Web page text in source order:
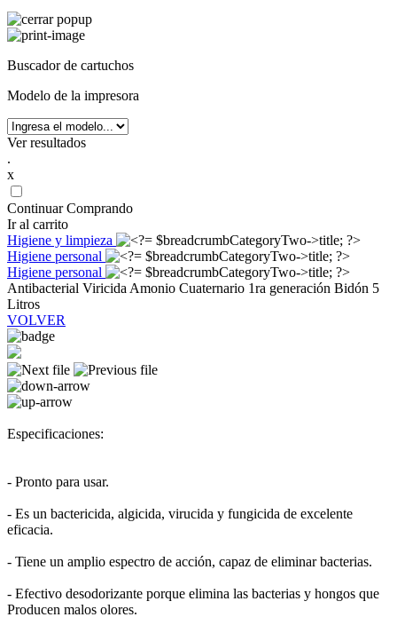
Buscador de cartuchos
Modelo de la impresora
Ver resultados
.
x
Continuar Comprando
Ir al carrito
Higiene y limpieza
Higiene personal
Higiene personal
Antibacterial Viricida Amonio Cuaternario 1ra generación Bidón 5
Litros
VOLVER
Especificaciones:
- Pronto para usar.
- Es un bactericida, algicida, virucida y fungicida de excelente
eficacia.
- Tiene un amplio espectro de acción, capaz de eliminar bacterias.
- Efectivo desodorizante porque elimina las bacterias y hongos que
Producen malos olores.